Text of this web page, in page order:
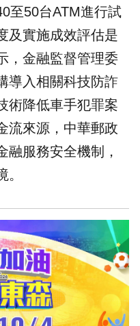
至50台ATM進行試
及實施成效評估是
，金融監督管理委
導入相關科技防詐
術降低車手犯罪案
流來源，中華郵政
融服務安全機制，